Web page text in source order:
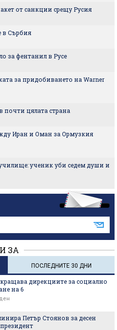
от санкции срещу Русия
в Сърбия
за фентанил в Русе
за придобиването на Warner
почти цялата страна
Иран и Оман за Ормузкия
ученик уби седем души и
ЗА
ПОСЛЕДНИТЕ 30 ДНИ
дирекциите за социално
на 6
Петър Стоянов за десен